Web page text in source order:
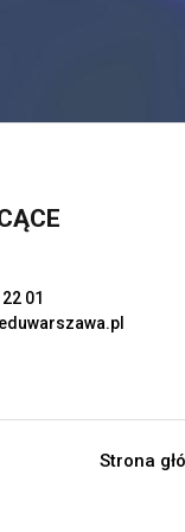
01
Strona